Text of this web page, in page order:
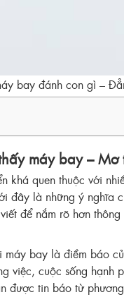
bay đánh con gì –
máy bay –
khá quen thuộc với
đây là những ý nghĩa
để nắm rõ hơn thông
máy bay là điềm báo
việc, cuộc sống
được tin báo từ